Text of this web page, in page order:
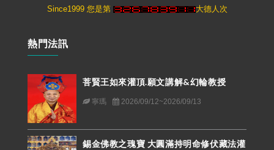
Since1999 您是第 大德人次
熱門法訊
菩賢王如來灌頂.願文講解&幻輪教授
寧瑪 2026/09/12~2026/09/13
錫金佛教之瑰寶 大圓滿持明命修伏藏法灌